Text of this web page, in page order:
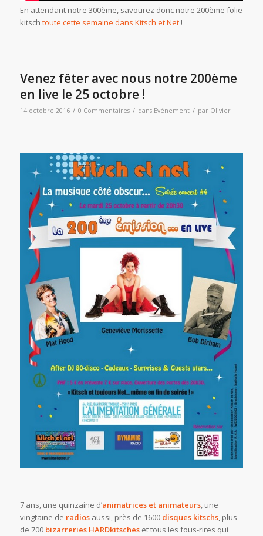
En attendant notre 300ème, savourez donc notre 200ème folie
kitsch toute cette semaine dans Kitsch et Net!
Venez fêter avec nous notre 200ème
en live le 25 octobre !
14 octobre 2016 / 0 Commentaires / dans Evénement / par Olivier
7 ans, une quinzaine d’animatrices et animateurs, une
vingtaine de radiosaussi, près de 1600 disques kitschs, plus
de 700 bizarreries HARDkitscheset tous les fous-rires qui